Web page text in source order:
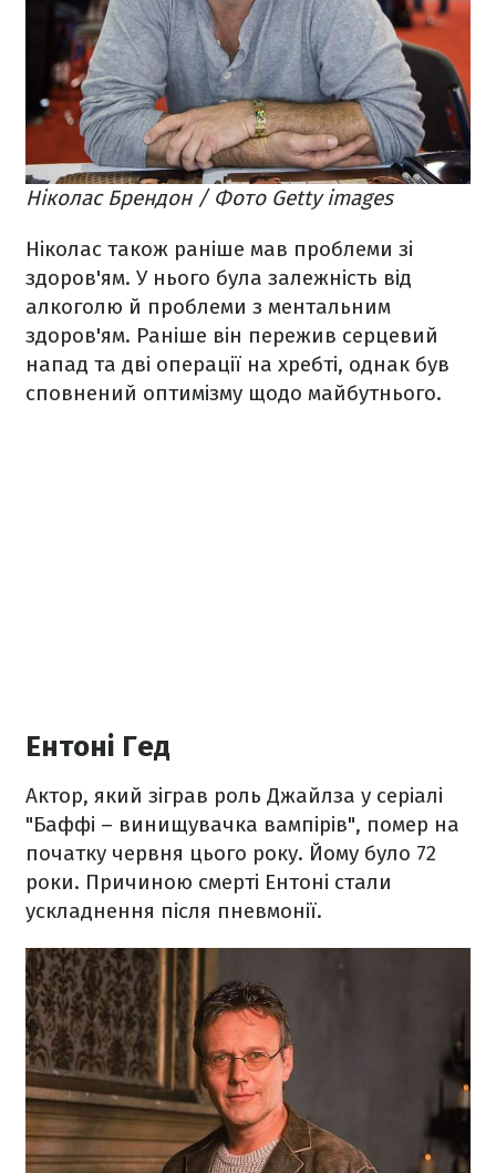
Ніколас Брендон / Фото Getty images
Ніколас також раніше мав проблеми зі
здоров'ям. У нього була залежність від
алкоголю й проблеми з ментальним
здоров'ям. Раніше він пережив серцевий
напад та дві операції на хребті, однак був
сповнений оптимізму щодо майбутнього.
Ентоні Гед
Актор, який зіграв роль Джайлза у серіалі
"Баффі – винищувачка вампірів", помер на
початку червня цього року. Йому було 72
роки. Причиною смерті Ентоні стали
ускладнення після пневмонії.